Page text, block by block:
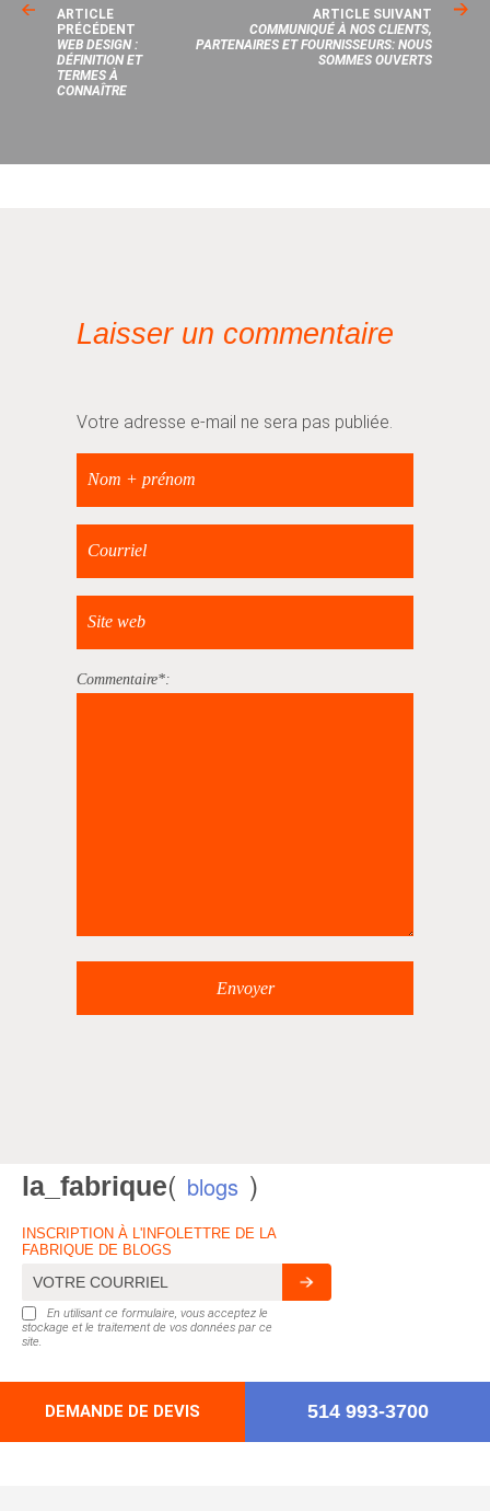
ARTICLE
PRÉCÉDENT
WEB DESIGN :
DÉFINITION ET
TERMES À
CONNAÎTRE
ARTICLE SUIVANT
COMMUNIQUÉ À NOS CLIENTS,
PARTENAIRES ET FOURNISSEURS: NOUS
SOMMES OUVERTS
Laisser un commentaire
Votre adresse e-mail ne sera pas publiée.
Commentaire
la_fabrique( blogs )
INSCRIPTION À L'INFOLETTRE DE LA
FABRIQUE DE BLOGS
En utilisant ce formulaire, vous acceptez le
stockage et le traitement de vos données par ce
site.
DEMANDE DE DEVIS 514 993-3700